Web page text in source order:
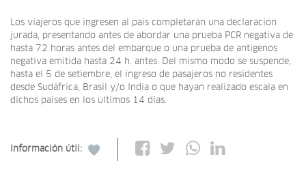
Los viajeros que ingresen al país completarán una declaración
jurada, presentando antes de abordar una prueba PCR negativa de
hasta 72 horas antes del embarque o una prueba de antígenos
negativa emitida hasta 24 h. antes. Del mismo modo se suspende,
hasta el 5 de setiembre, el ingreso de pasajeros no residentes
desde Sudáfrica, Brasil y/o India o que hayan realizado escala en
dichos países en los últimos 14 días.
Información útil: